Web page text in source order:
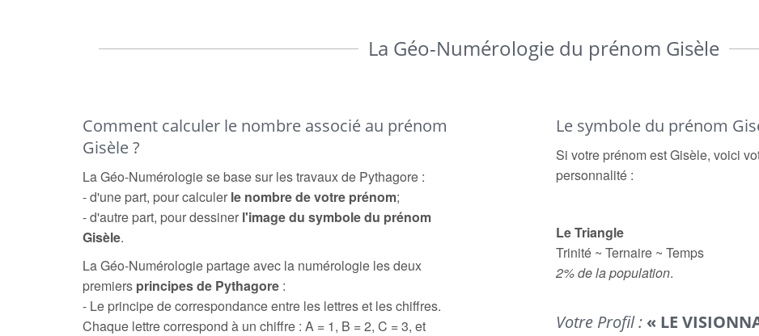
La Géo-Numérologie du prénom Gisèle
Comment calculer le nombre associé au prénom
Gisèle ?
La Géo-Numérologie se base sur les travaux de Pythagore :
- d'une part, pour calculer le nombre de votre prénom;
- d'autre part, pour dessiner l'image du symbole du prénom
Gisèle.
La Géo-Numérologie partage avec la numérologie les deux
premiers principes de Pythagore :
- Le principe de correspondance entre les lettres et les chiffres.
Chaque lettre correspond à un chiffre : A = 1, B = 2, C = 3, et
Le symbole du prénom
Si votre prénom est Gisèle, voici
personnalité :
Le Triangle
Trinité ~ Ternaire ~ Temps
2% de la population.
Votre Profil : « LE